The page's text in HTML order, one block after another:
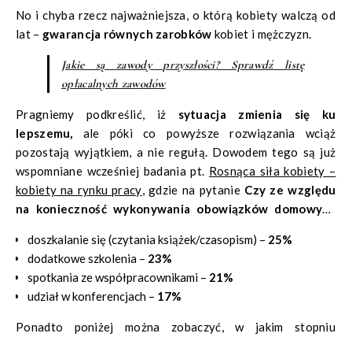
No i chyba rzecz najważniejsza, o którą kobiety walczą od
lat – gwarancja równych zarobków kobiet i mężczyzn.
Jakie są zawody przyszłości? Sprawdź listę
opłacalnych zawodów
Pragniemy podkreślić, iż sytuacja zmienia się ku
lepszemu, ale póki co powyższe rozwiązania wciąż
pozostają wyjątkiem, a nie regułą. Dowodem tego są już
wspomniane wcześniej badania pt. Rosnąca siła kobiety –
kobiety na rynku pracy, gdzie na pytanie Czy ze względu
na konieczność wykonywania obowiązków domowych
zawodowegopadły następujące odpowiedzi:
doszkalanie się (czytania książek/czasopism) – 25%
dodatkowe szkolenia – 23%
spotkania ze współpracownikami – 21%
udział w konferencjach – 17%
Ponadto poniżej można zobaczyć, w jakim stopniu